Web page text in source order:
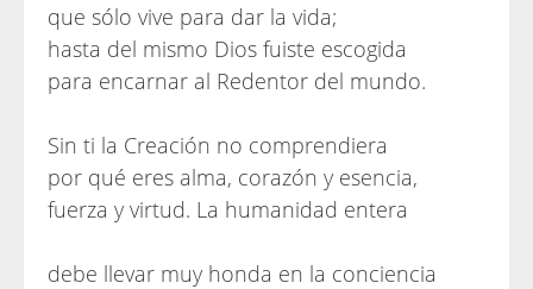
que sólo vive para dar la vida;
hasta del mismo Dios fuiste escogida
para encarnar al Redentor del mundo.
Sin ti la Creación no comprendiera
por qué eres alma, corazón y esencia,
fuerza y virtud. La humanidad entera
debe llevar muy honda en la conciencia